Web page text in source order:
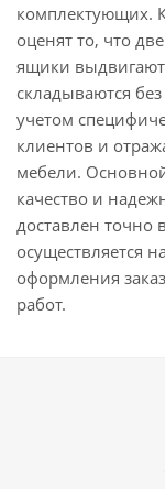
комплектующих.
оценят то, что
ящики
складываются
учетом
клиентов и
мебели.
качество и
доставлен точно
осуществляется
оформления
работ.